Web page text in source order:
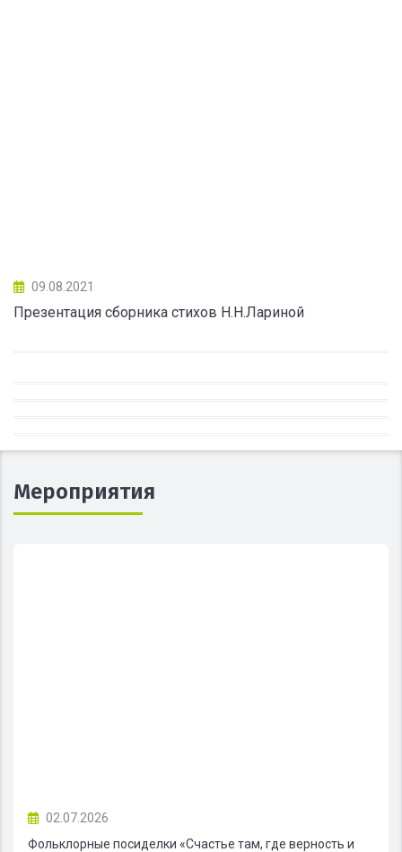
09.08.2021
Презентация сборника стихов Н.Н.Лариной
Мероприятия
02.07.2026
Фольклорные посиделки «Счастье там, где верность и